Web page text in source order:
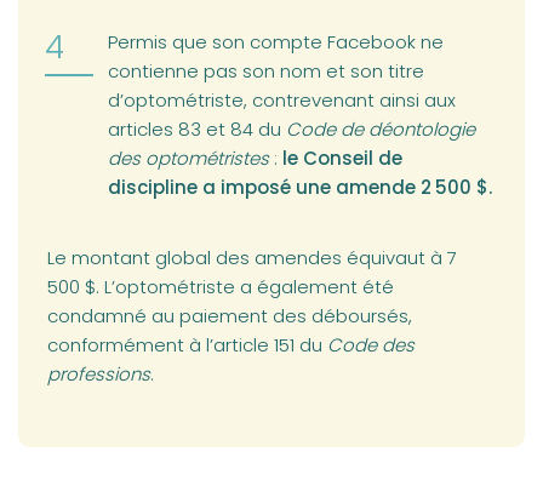
Permis que son compte Facebook ne
contienne pas son nom et son titre
d’optométriste, contrevenant ainsi aux
articles 83 et 84 du Code de déontologie
des optométristes: le Conseil de
discipline a imposé une amende 2 500 $.
Le montant global des amendes équivaut à 7
500 $. L’optométriste a également été
condamné au paiement des déboursés,
conformément à l’article 151 du Code des
professions.